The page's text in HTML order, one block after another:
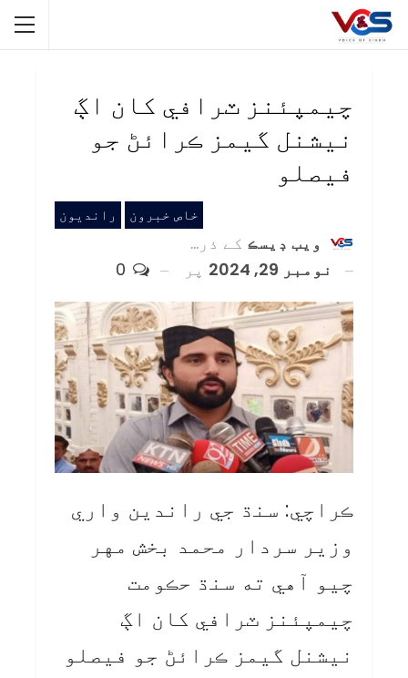
چيمپئنز ٽرافي کان اڳ
نيشنل گيمز ڪرائڻ جو
فيصلو
خاص خبرون رانديون
ويب ڊيسڪ کے ذریعہ
نومبر 29, 2024
پر
ڪراچي: سنڌ جي راندين واري
وزير سردار محمد بخش مهر
چيو آهي ته سنڌ حڪومت
چيمپئنز ٽرافي کان اڳ
نيشنل گيمز ڪرائڻ جو فيصلو